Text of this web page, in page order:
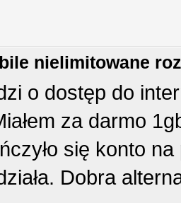
nielimitowane
o dostęp do
za darmo
się konto
Dobra